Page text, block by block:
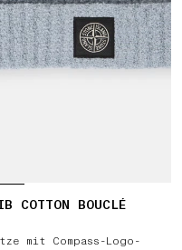
COTTON BOUCLÉ
mit Compass-Logo-